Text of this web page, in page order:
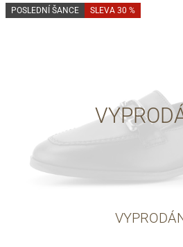
POSLEDNÍ ŠANCE SLEVA 30 %